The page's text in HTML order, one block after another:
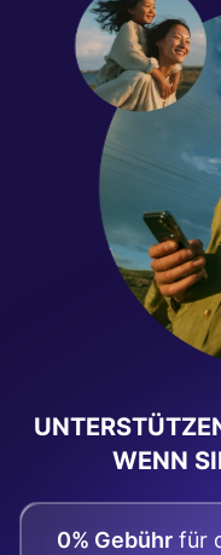
WENN
0% Gebühr für